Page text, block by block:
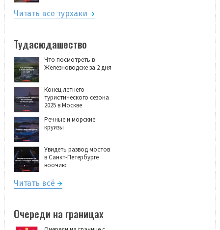
Читать все турхаки
Тудасюдашество
Что посмотреть в
Железноводске за 2 дня
Конец летнего
туристического сезона
2025 в Москве
Речные и морские
круизы
Увидеть развод мостов
в Санкт-Петербурге
воочию
Читать всё
Очереди на границах